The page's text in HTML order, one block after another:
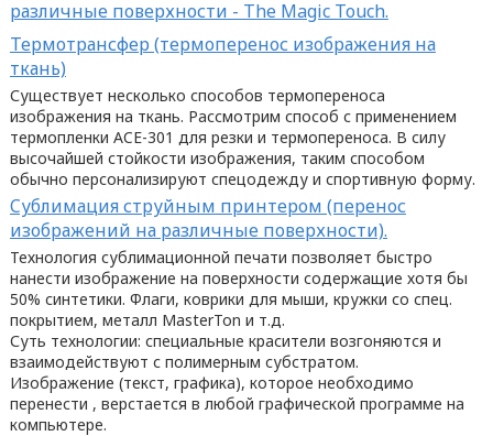
различные поверхности - The Magic Touch.
Термотрансфер (термоперенос изображения на
ткань)
Существует несколько способов термопереноса
изображения на ткань. Рассмотрим способ с применением
термопленки ACE-301 для резки и термопереноса. В силу
высочайшей стойкости изображения, таким способом
обычно персонализируют спецодежду и спортивную форму.
Cублимация струйным принтером (перенос
изображений на различные поверхности).
Технология сублимационной печати позволяет быстро
нанести изображение на поверхности содержащие хотя бы
50% синтетики. Флаги, коврики для мыши, кружки со спец.
покрытием, металл MasterTon и т.д.
Суть технологии: специальные красители возгоняются и
взаимодействуют с полимерным субстратом.
Изображение (текст, графика), которое необходимо
перенести , верстается в любой графической программе на
компьютере.